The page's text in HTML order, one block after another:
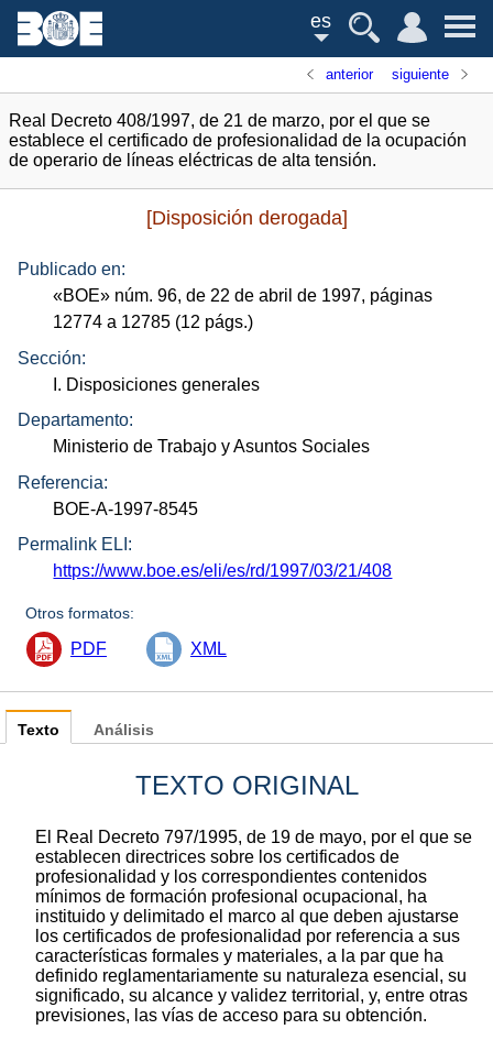
es
anterior siguiente
Real Decreto 408/1997, de 21 de marzo, por el que se
establece el certificado de profesionalidad de la ocupación
de operario de líneas eléctricas de alta tensión.
[Disposición derogada]
Publicado en:
«BOE» núm. 96, de 22 de abril de 1997, páginas
12774 a 12785 (12 págs.)
Sección:
I. Disposiciones generales
Departamento:
Ministerio de Trabajo y Asuntos Sociales
Referencia:
BOE-A-1997-8545
Permalink ELI:
https://www.boe.es/eli/es/rd/1997/03/21/408
Otros formatos:
PDF XML
Texto
TEXTO ORIGINAL
El Real Decreto 797/1995, de 19 de mayo, por el que se
establecen directrices sobre los certificados de
profesionalidad y los correspondientes contenidos
mínimos de formación profesional ocupacional, ha
instituido y delimitado el marco al que deben ajustarse
los certificados de profesionalidad por referencia a sus
características formales y materiales, a la par que ha
definido reglamentariamente su naturaleza esencial, su
significado, su alcance y validez territorial, y, entre otras
previsiones, las vías de acceso para su obtención.
Análisis